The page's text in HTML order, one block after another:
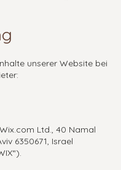
unserer Website bei
Ltd., 40 Namal
6350671, Israel